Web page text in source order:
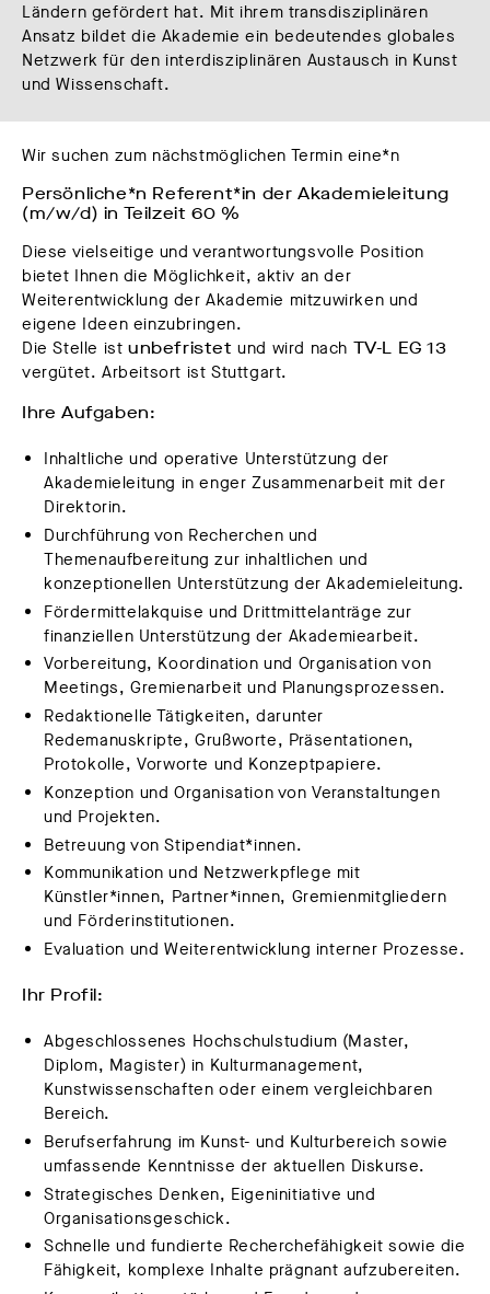
Ländern gefördert hat. Mit ihrem transdisziplinären
Ansatz bildet die Akademie ein bedeutendes globales
Netzwerk für den interdisziplinären Austausch in Kunst
und Wissenschaft.
Wir suchen zum nächstmöglichen Termin eine*n
Persönliche*n Referent*in der Akademieleitung
(m/w/d) in Teilzeit 60 %
Diese vielseitige und verantwortungsvolle Position
bietet Ihnen die Möglichkeit, aktiv an der
Weiterentwicklung der Akademie mitzuwirken und
eigene Ideen einzubringen.
Die Stelle ist unbefristet und wird nach TV-L EG 13
vergütet. Arbeitsort ist Stuttgart.
Ihre Aufgaben:
Inhaltliche und operative Unterstützung der
Akademieleitung in enger Zusammenarbeit mit der
Direktorin.
Durchführung von Recherchen und
Themenaufbereitung zur inhaltlichen und
konzeptionellen Unterstützung der Akademieleitung.
Fördermittelakquise und Drittmittelanträge zur
finanziellen Unterstützung der Akademiearbeit.
Vorbereitung, Koordination und Organisation von
Meetings, Gremienarbeit und Planungsprozessen.
Redaktionelle Tätigkeiten, darunter
Redemanuskripte, Grußworte, Präsentationen,
Protokolle, Vorworte und Konzeptpapiere.
Konzeption und Organisation von Veranstaltungen
und Projekten.
Betreuung von Stipendiat*innen.
Kommunikation und Netzwerkpflege mit
Künstler*innen, Partner*innen, Gremienmitgliedern
und Förderinstitutionen.
Evaluation und Weiterentwicklung interner Prozesse.
Ihr Profil:
Abgeschlossenes Hochschulstudium (Master,
Diplom, Magister) in Kulturmanagement,
Kunstwissenschaften oder einem vergleichbaren
Bereich.
Berufserfahrung im Kunst- und Kulturbereich sowie
umfassende Kenntnisse der aktuellen Diskurse.
Strategisches Denken, Eigeninitiative und
Organisationsgeschick.
Schnelle und fundierte Recherchefähigkeit sowie die
Fähigkeit, komplexe Inhalte prägnant aufzubereiten.